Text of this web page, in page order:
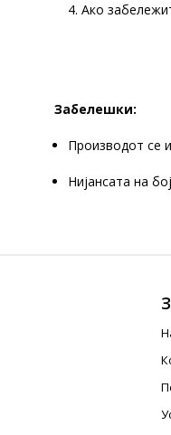
Ако
Забелешки:
Производот се
Нијансата на